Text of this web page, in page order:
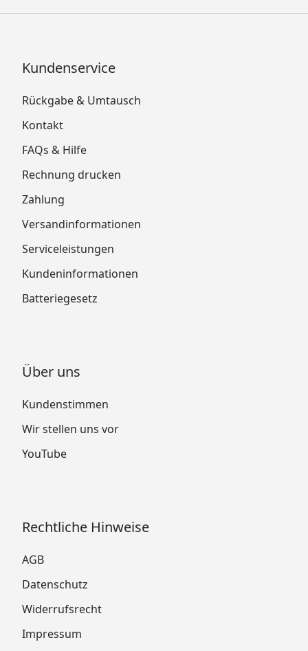
Kundenservice
Rückgabe & Umtausch
Kontakt
FAQs & Hilfe
Rechnung drucken
Zahlung
Versandinformationen
Serviceleistungen
Kundeninformationen
Batteriegesetz
Über uns
Kundenstimmen
Wir stellen uns vor
YouTube
Rechtliche Hinweise
AGB
Datenschutz
Widerrufsrecht
Impressum